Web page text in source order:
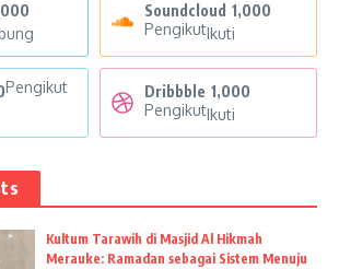
Soundcloud 1,000
PengikutIkuti
Pengikut
Dribbble 1,000
PengikutIkuti
Kultum Tarawih di Masjid Al Hikmah
Merauke: Ramadan sebagai Sistem Menuju